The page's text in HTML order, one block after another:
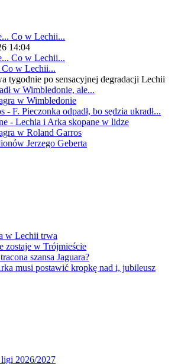
14:04
w Lechii...
tygodnie po sensacyjnej degradacji Lechii
w Wimbledonie, ale...
w Wimbledonie
- F. Pieczonka odpadł, bo sędzia ukradł...
- Lechia i Arka skopane w lidze
w Roland Garros
Jerzego Geberta
w Lechii trwa
zostaje w Trójmieście
szansa Jaguara?
musi postawić kropkę nad i, jubileusz